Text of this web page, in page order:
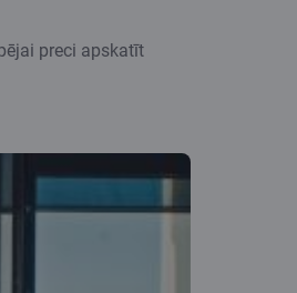
preci apskatīt